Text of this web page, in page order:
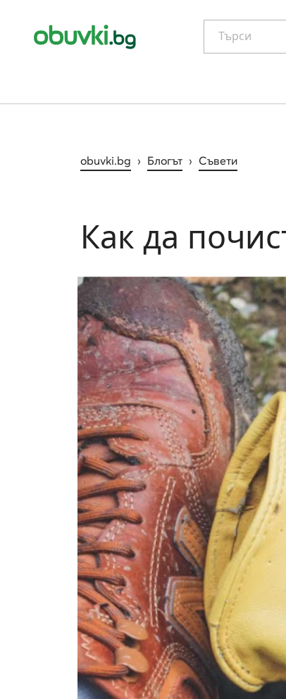
Търси
obuvki.bg › Блогът › Съвети
Как да